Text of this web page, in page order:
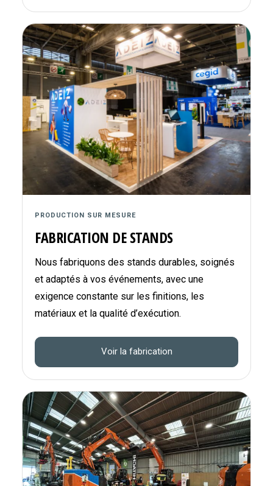
PRODUCTION SUR MESURE
FABRICATION DE STANDS
Nous fabriquons des stands durables, soignés
et adaptés à vos événements, avec une
exigence constante sur les finitions, les
matériaux et la qualité d’exécution.
Voir la fabrication